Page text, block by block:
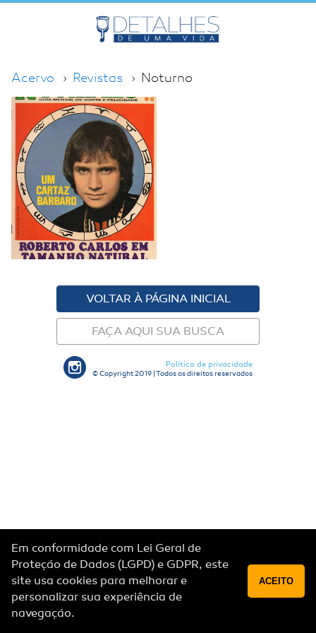
Acervo Revistas Noturno
VOLTAR À PÁGINA INICIAL
FAÇA AQUI SUA BUSCA
Política de privacidade
© Copyright 2019 | Todos os direitos reservados
Em conformidade com Lei Geral de
Proteção de Dados (LGPD) e GDPR, este
site usa cookies para melhorar e
personalizar sua experiência de
navegação.
ACEITO